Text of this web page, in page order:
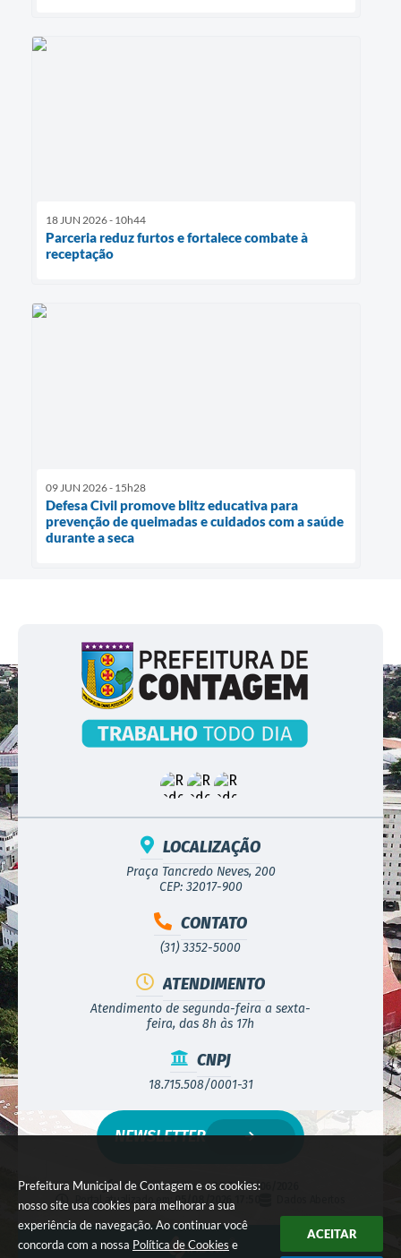
Prefeitura Municipal de Contagem e os cookies:
nosso site usa cookies para melhorar a sua
experiência de navegação. Ao continuar você
concorda com a nossa Política de Cookies e
ACEITAR
18 JUN 2026 - 10h44
Parceria reduz furtos e fortalece combate à
receptação
09 JUN 2026 - 15h28
Defesa Civil promove blitz educativa para
prevenção de queimadas e cuidados com a saúde
durante a seca
LOCALIZAÇÃO
Praça Tancredo Neves, 200
CEP: 32017-900
CONTATO
(31) 3352-5000
ATENDIMENTO
Atendimento de segunda-feira a sexta-
feira, das 8h às 17h
CNPJ
18.715.508/0001-31
Versão do Sistema:3.5.3 - 19/06/2026
Portal atualizado em:
05/08/2026 17:50
NEWSLETTER